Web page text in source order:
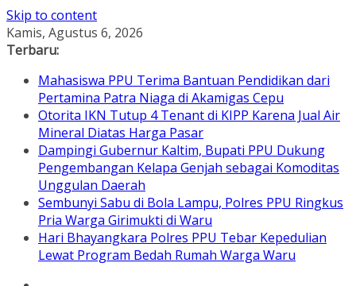
Skip to content
Kamis, Agustus 6, 2026
Terbaru:
Mahasiswa PPU Terima Bantuan Pendidikan dari
Pertamina Patra Niaga di Akamigas Cepu
Otorita IKN Tutup 4 Tenant di KIPP Karena Jual Air
Mineral Diatas Harga Pasar
Dampingi Gubernur Kaltim, Bupati PPU Dukung
Pengembangan Kelapa Genjah sebagai Komoditas
Unggulan Daerah
Sembunyi Sabu di Bola Lampu, Polres PPU Ringkus
Pria Warga Girimukti di Waru
Hari Bhayangkara Polres PPU Tebar Kepedulian
Lewat Program Bedah Rumah Warga Waru